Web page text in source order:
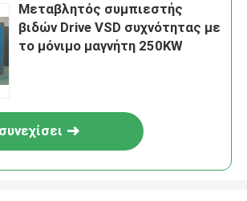
Μεταβλητός συμπιεστής
βιδών Drive VSD συχνότητας με
το μόνιμο μαγνήτη 250KW